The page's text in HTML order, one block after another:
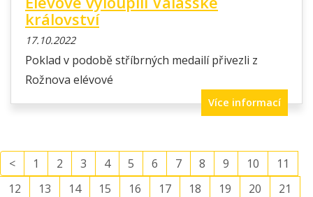
království
17.10.2022
Poklad v podobě stříbrných medailí přivezli z
Rožnova elévové
Více informací
< 1 2 3 4 5 6 7 8 9 10
11
12
13 14 15 16 17 18 19 20
21